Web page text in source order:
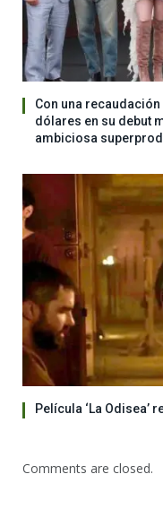
Con una
dólares en su debut
ambiciosa
Película ‘La Odisea’
Comments are closed.